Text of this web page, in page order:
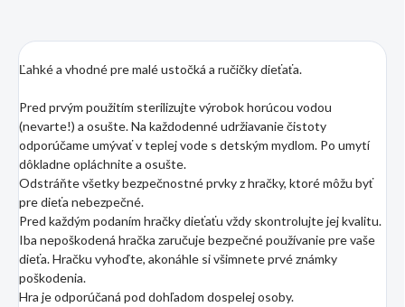
Ľahké a vhodné pre malé ustočká a ručičky dieťaťa.
Pred prvým použitím sterilizujte výrobok horúcou vodou
(nevarte!) a osušte. Na každodenné udržiavanie čistoty
odporúčame umývať v teplej vode s detským mydlom. Po umytí
dôkladne opláchnite a osušte.
Odstráňte všetky bezpečnostné prvky z hračky, ktoré môžu byť
pre dieťa nebezpečné.
Pred každým podaním hračky dieťaťu vždy skontrolujte jej kvalitu.
Iba nepoškodená hračka zaručuje bezpečné používanie pre vaše
dieťa. Hračku vyhoďte, akonáhle si všimnete prvé známky
poškodenia.
Hra je odporúčaná pod dohľadom dospelej osoby.